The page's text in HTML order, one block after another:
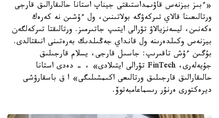
«ءبىز بيزنەس قاۋىمداستىقتى جيناپ استانا حالىقارالىق قارجى
ورتالىعىنا قالاي تىركەۋگە بولاتىنىن، ول ءۇشىن نە كەرەك
ەكەنىن، ليسەنزيالاۋ تۋرالى ايتىپ جاتىرمىز. ورتالىقتا تىركەلگەن
بيزنەس وكىلدەرىنە ول قانداي جەڭىلدىك بەرەتىنى انىقتالدى.
بۇگىن ءۇش تاقىرىپ: جاسىل قارجى، يسلام قارجىلىق
جۇيەلەرى، FinTech تۋرالى ايتىلادى» ، - دەدى استانا
حالىقارالىق قارجىلىق ورتالىعى اكىمشىلىگى» ا ق باسقارۋشى
ديرەكتورى ەرنۇر رىسماعامبەتوۆ.